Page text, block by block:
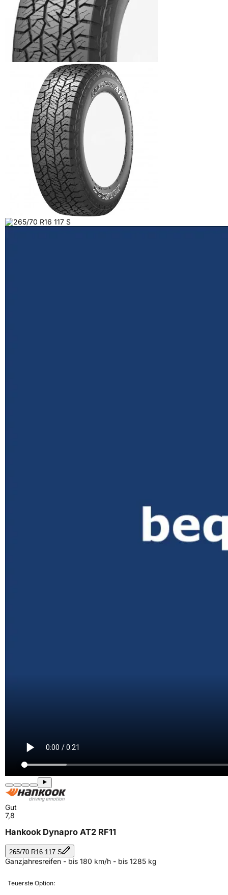
Gut
7,8
Hankook Dynapro AT2 RF11
265/70 R16 117 S
Ganzjahresreifen - bis 180 km/h - bis 1285 kg
Teuerste Option: